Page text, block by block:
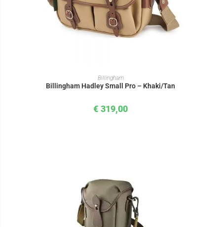
IN DEN WARENKORB
Billingham
Billingham Hadley Small Pro – Khaki/Tan
€ 319,00